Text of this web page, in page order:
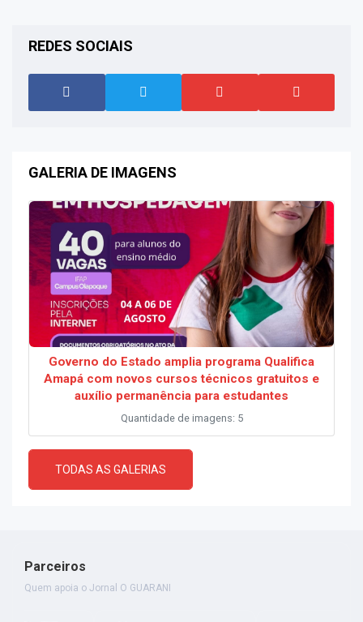
REDES SOCIAIS
GALERIA DE IMAGENS
Governo do Estado amplia programa Qualifica
Amapá com novos cursos técnicos gratuitos e
auxílio permanência para estudantes
Quantidade de imagens: 5
TODAS AS GALERIAS
Parceiros
Quem apoia o Jornal O GUARANI